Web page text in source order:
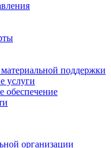
поддержки
услуги
обеспечение
организации